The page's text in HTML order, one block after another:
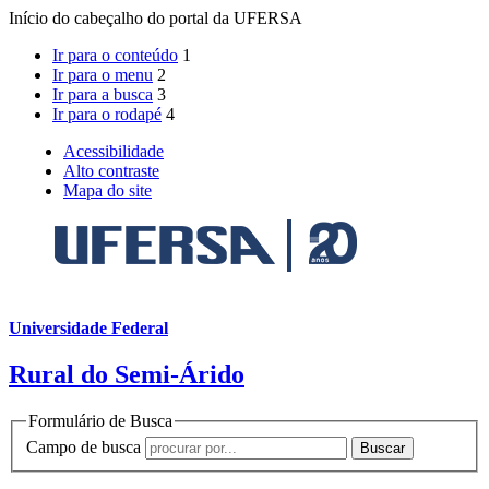
Início do cabeçalho do portal da UFERSA
Ir para o conteúdo 1
Ir para o menu 2
Ir para a busca 3
Ir para o rodapé 4
Acessibilidade
Alto contraste
Mapa do site
Universidade Federal
Rural do Semi-Árido
Formulário de Busca
Campo de busca
Buscar